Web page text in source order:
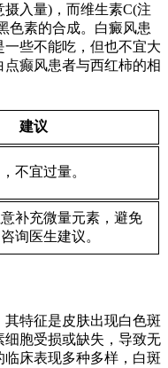
入量)，而维生素C(注
色素的合成。白癜风患
些不能吃，但也不宜大
癫风患者与西红柿的相
建议
不宜过量。
补充微量元素，避免
询医生建议。
特征是皮肤出现白色斑
胞受损或缺失，导致无
床表现多种多样，白斑